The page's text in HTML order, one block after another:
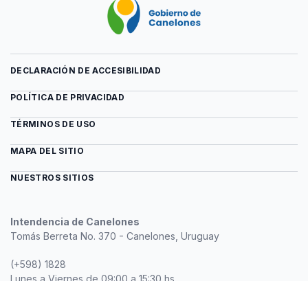
Intendencia de Canelones
Tomás Berreta No. 370 - Canelones, Uruguay
(+598) 1828
DECLARACIÓN DE ACCESIBILIDAD
POLÍTICA DE PRIVACIDAD
TÉRMINOS DE USO
MAPA DEL SITIO
NUESTROS SITIOS